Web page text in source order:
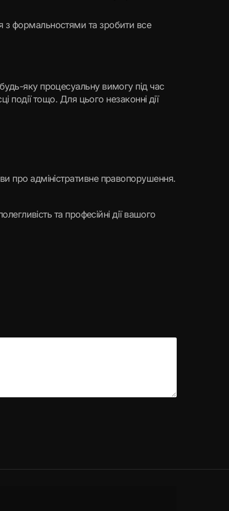
з формальностями та зробити все
яку процесуальну вимогу під час
події тощо. Для цього незаконні дії
про адміністративне правопорушення.
та професійні дії вашого